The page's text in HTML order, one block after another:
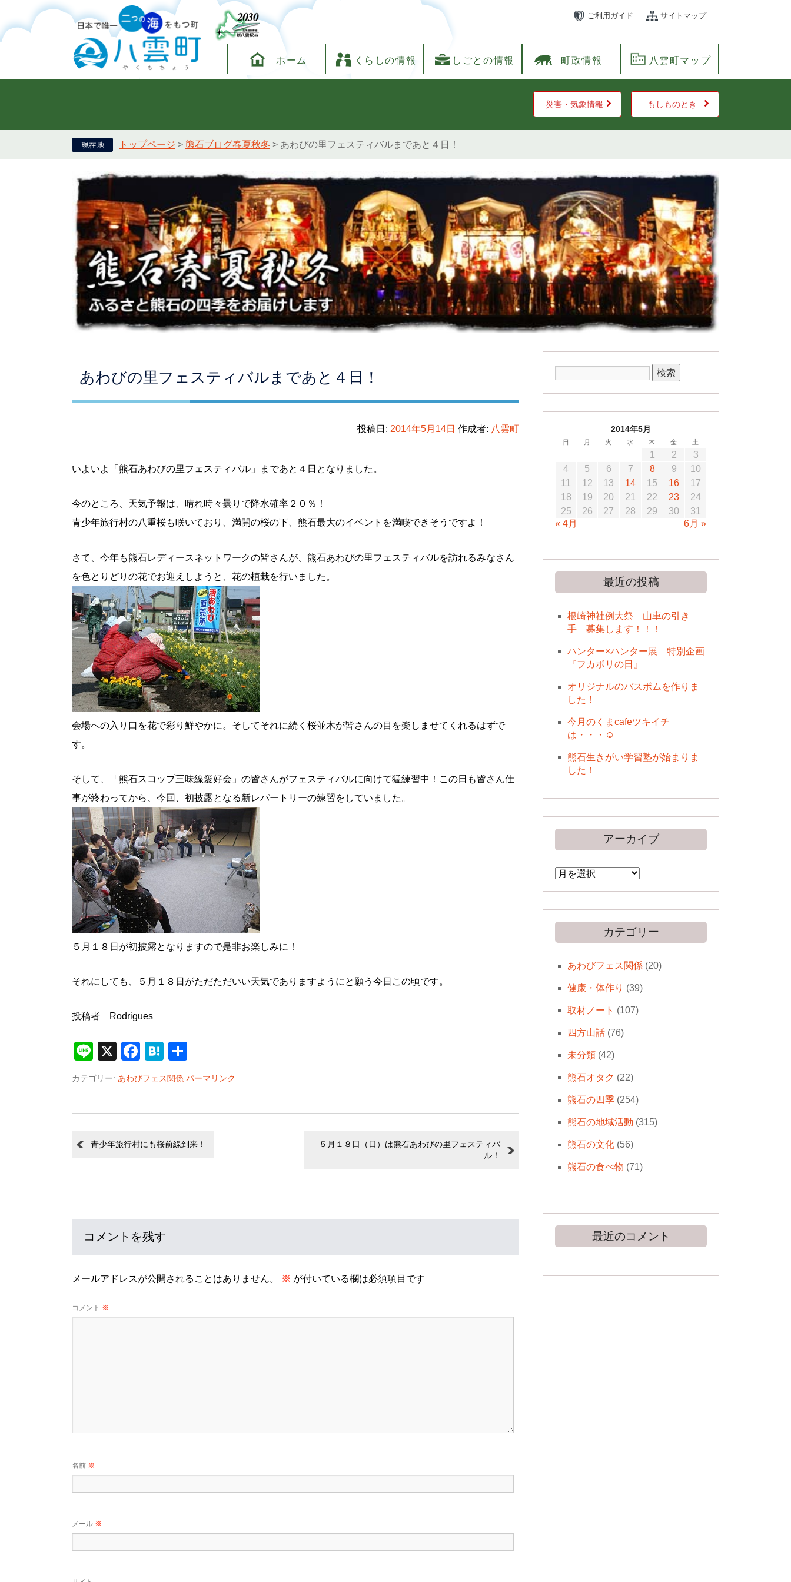
ご利用ガイド サイトマップ
ホーム くらしの情報 しごとの情報 町政情報 八雲町マップ
災害・気象情報 もしものとき
トップページ > 熊石ブログ春夏秋冬 > あわびの里フェスティバルまであと４日！
あわびの里フェスティバルまであと４日！
投稿日: 2014年5月14日 作成者: 八雲町
いよいよ「熊石あわびの里フェスティバル」まであと４日となりました。
今のところ、天気予報は、晴れ時々曇りで降水確率２０％！
青少年旅行村の八重桜も咲いており、満開の桜の下、熊石最大のイベントを満喫できそうですよ！
さて、今年も熊石レディースネットワークの皆さんが、熊石あわびの里フェスティバルを訪れるみなさん
を色とりどりの花でお迎えしようと、花の植栽を行いました。
会場への入り口を花で彩り鮮やかに。そしてそれに続く桜並木が皆さんの目を楽しませてくれるはずで
す。
そして、「熊石スコップ三味線愛好会」の皆さんがフェスティバルに向けて猛練習中！この日も皆さん仕
事が終わってから、今回、初披露となる新レパートリーの練習をしていました。
５月１８日が初披露となりますので是非お楽しみに！
それにしても、５月１８日がただただいい天気でありますようにと願う今日この頃です。
投稿者 Rodrigues
Line
X Facebook
Hatena
有
カテゴリー: あわびフェス関係 パーマリンク
青少年旅行村にも桜前線到来！
５月１８日（日）は熊石あわびの里フェスティバ
ル！
コメントを残す
メールアドレスが公開されることはありません。 ※ が付いている欄は必須項目です
コメント ※
名前 ※
メール ※
2014年5月
日 月 火 水 木 金 土
1 2
3
4
5 6 7 8 9
10
11
12 13 14 15 16
17
18
19 20 21 22 23
24
25
26 27 28 29 30
31
« 4月
6月 »
最近の投稿
根崎神社例大祭 山車の引き
手 募集します！！！
ハンター×ハンター展 特別企画
『フカボリの日』
オリジナルのバスボムを作りま
した！
今月のくまcafeツキイチ
は・・・☺
熊石生きがい学習塾が始まりま
した！
アーカイブ
ア
ー
カ
カテゴリー
あわびフェス関係(20)
健康・体作り (39)
取材ノート (107)
四方山話(76)
未分類(42)
熊石オタク (22)
熊石の四季(254)
熊石の地域活動 (315)
熊石の文化(56)
熊石の食べ物 (71)
最近のコメント